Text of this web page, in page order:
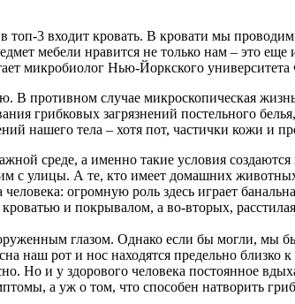
3 входит кровать. В кровати мы
мебели нравится не только нам – это
микробиолог Нью-Йоркского
В противном случае микроскопическая
грибковых загрязнений постельного
нашего тела – хотя пот, частички кожи и
среде, а именно такие условия
с улицы. А те, кто имеет домашних
человека: огромную роль здесь играет
и покрывалом, а во-вторых,
глазом. Однако если бы могли, мы
наш рот и нос находятся предельно
Но и у здорового человека постоянное
а уж о том, что способен натворить